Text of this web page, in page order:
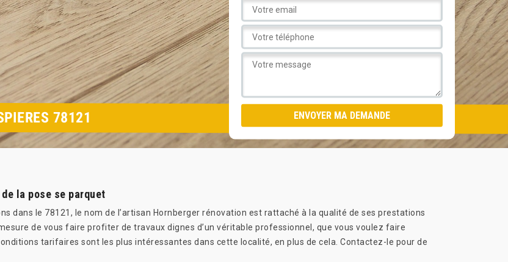
78121
la pose se parquet
dans le 78121, le nom de l’artisan Hornberger rénovation est rattaché à la qualité de ses prestations
de vous faire profiter de travaux dignes d’un véritable professionnel, que vous voulez faire
tarifaires sont les plus intéressantes dans cette localité, en plus de cela. Contactez-le pour de